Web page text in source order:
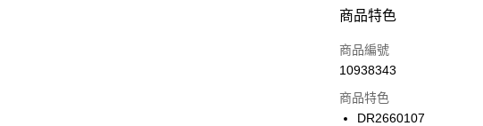
合作金庫商業銀行
華南商業銀行
上海商業儲蓄銀行
國泰世華商業銀行
LINE Pay
Apple Pay
商品特色
商品編號
10938343
商品特色
DR2660107